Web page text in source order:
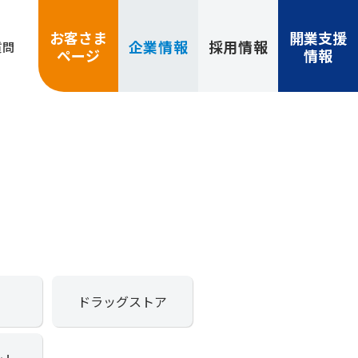
お客さま
ページ
企業情報 採用情報
開業支援
情報
ドラッグストア